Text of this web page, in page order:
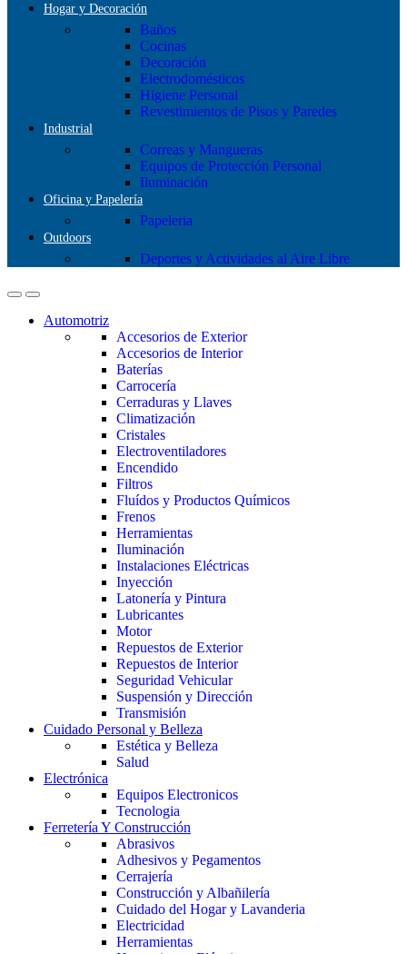
Hogar y Decoración
Baños
Cocinas
Decoración
Electrodomésticos
Higiene Personal
Revestimientos de Pisos y Paredes
Industrial
Correas y Mangueras
Equipos de Protección Personal
Iluminación
Oficina y Papelería
Papeleria
Outdoors
Deportes y Actividades al Aire Libre
Automotriz
Accesorios de Exterior
Accesorios de Interior
Baterías
Carrocería
Cerraduras y Llaves
Climatización
Cristales
Electroventiladores
Encendido
Filtros
Fluídos y Productos Químicos
Frenos
Herramientas
Iluminación
Instalaciones Eléctricas
Inyección
Latonería y Pintura
Lubricantes
Motor
Repuestos de Exterior
Repuestos de Interior
Seguridad Vehicular
Suspensión y Dirección
Transmisión
Cuidado Personal y Belleza
Estética y Belleza
Salud
Electrónica
Equipos Electronicos
Tecnologia
Ferretería Y Construcción
Abrasivos
Adhesivos y Pegamentos
Cerrajería
Construcción y Albañilería
Cuidado del Hogar y Lavanderia
Electricidad
Herramientas